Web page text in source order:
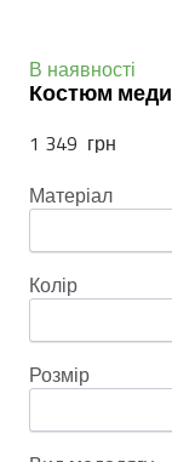
В наявності
Костюм
1 349  грн
Матеріал
Колір
Розмір